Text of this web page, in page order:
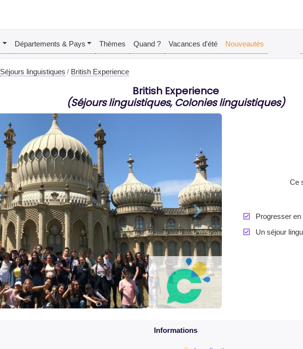
Départements & Pays Thèmes Quand ? Vacances d'été Nouveautés
Séjours linguistiques British Experience
British Experience
(Séjours linguistiques, Colonies linguistiques)
Ce
Progresser
Un séjour